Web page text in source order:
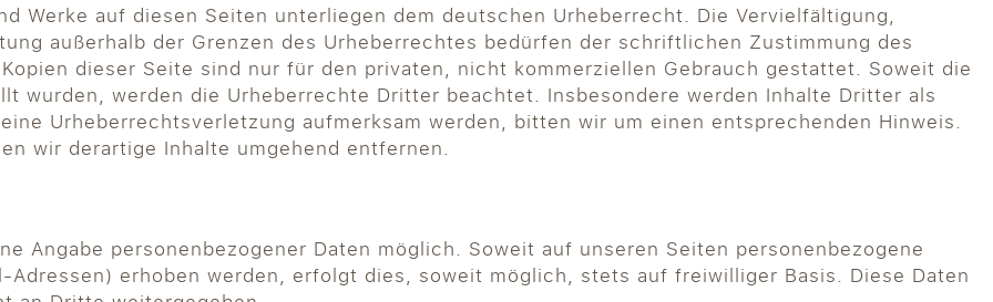
Werke auf diesen Seiten unterliegen dem deutschen Urheberrecht. Die Vervielfältigung,
außerhalb der Grenzen des Urheberrechtes bedürfen der schriftlichen Zustimmung des
dieser Seite sind nur für den privaten, nicht kommerziellen Gebrauch gestattet. Soweit die
wurden, werden die Urheberrechte Dritter beachtet. Insbesondere werden Inhalte Dritter als
Urheberrechtsverletzung aufmerksam werden, bitten wir um einen entsprechenden Hinweis.
wir derartige Inhalte umgehend entfernen.
Angabe personenbezogener Daten möglich. Soweit auf unseren Seiten personenbezogene
erhoben werden, erfolgt dies, soweit möglich, stets auf freiwilliger Basis. Diese Daten